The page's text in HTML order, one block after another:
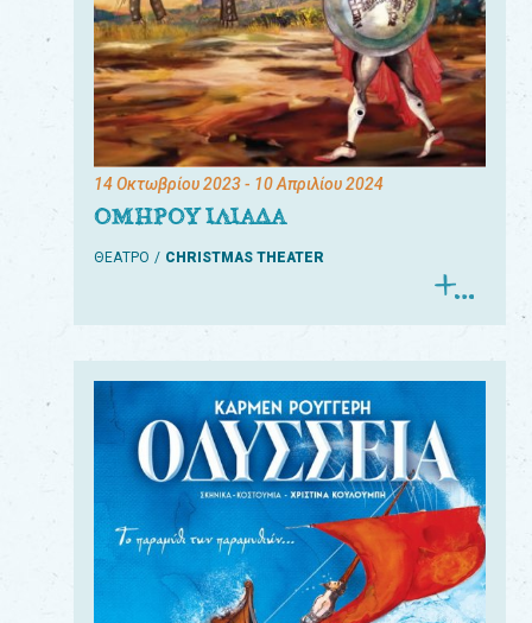
14 Οκτωβρίου 2023- 10 Απριλίου 2024
ΟΜΗΡΟΥ ΙΛΙΑΔΑ
ΘΕΑΤΡΟ CHRISTMAS THEATER